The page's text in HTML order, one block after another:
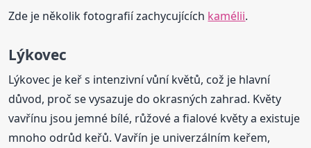
Zde je několik fotografií zachycujících kamélii.
Lýkovec
Lýkovec je keř s intenzivní vůní květů, což je hlavní
důvod, proč se vysazuje do okrasných zahrad. Květy
vavřínu jsou jemné bílé, růžové a fialové květy a existuje
mnoho odrůd keřů. Vavřín je univerzálním keřem,